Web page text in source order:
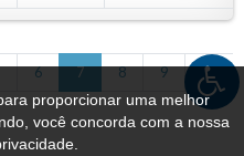
proporcionar uma melhor
você concorda com a nossa
6 7 8 9 10